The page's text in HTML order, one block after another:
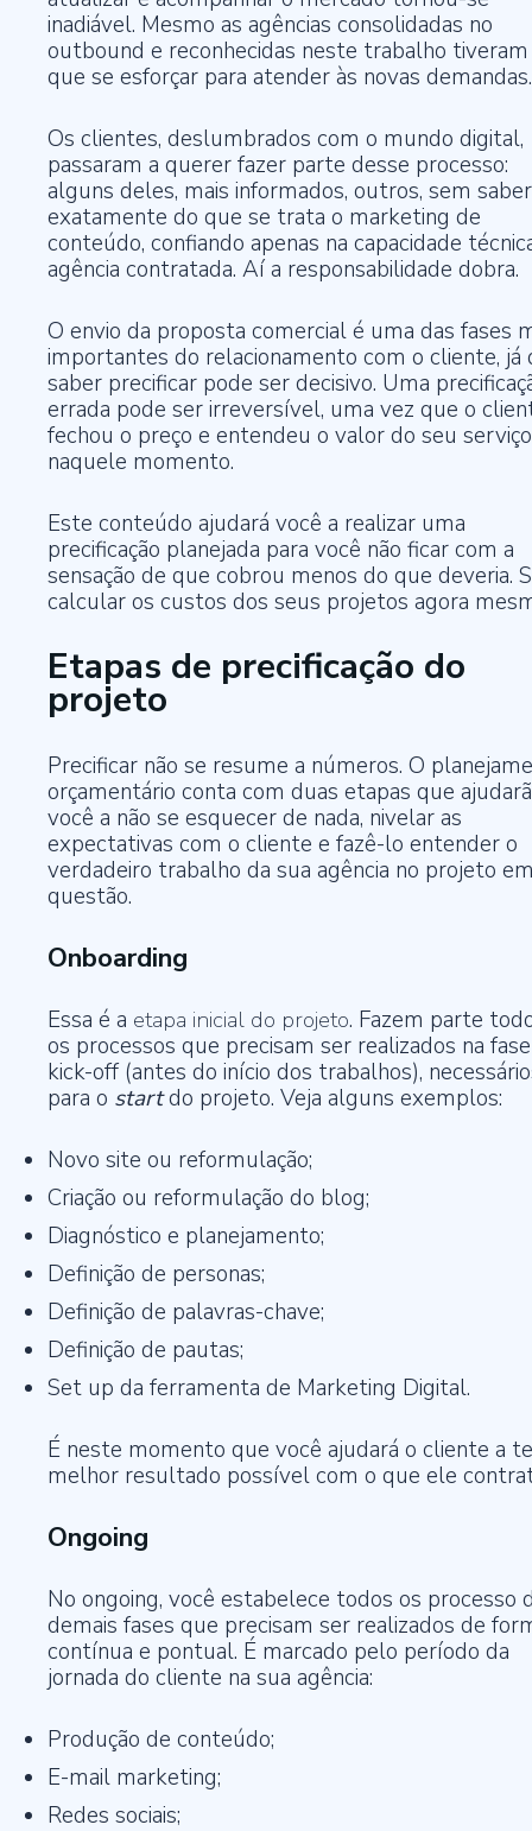
inadiável. Mesmo as agências consolidadas no
outbound e reconhecidas neste trabalho tiveram
que se esforçar para atender às novas demandas.
Os clientes, deslumbrados com o mundo digital,
passaram a querer fazer parte desse processo:
alguns deles, mais informados, outros, sem saber
exatamente do que se trata o marketing de
conteúdo, confiando apenas na capacidade
agência contratada. Aí a responsabilidade dobra.
O envio da proposta comercial é uma das fases
importantes do relacionamento com o cliente, já
saber precificar pode ser decisivo. Uma
errada pode ser irreversível, uma vez que o
fechou o preço e entendeu o valor do seu serviço
naquele momento.
Este conteúdo ajudará você a realizar uma
precificação planejada para você não ficar com a
sensação de que cobrou menos do que deveria.
calcular os custos dos seus projetos agora
Etapas de precificação do
projeto
Precificar não se resume a números. O
orçamentário conta com duas etapas que
você a não se esquecer de nada, nivelar as
expectativas com o cliente e fazê-lo entender o
verdadeiro trabalho da sua agência no projeto
questão.
Onboarding
Essa é a etapa inicial do projeto. Fazem parte
os processos que precisam ser realizados na
kick-off (antes do início dos trabalhos),
para o startdo projeto. Veja alguns exemplos:
Novo site ou reformulação;
Criação ou reformulação do blog;
Diagnóstico e planejamento;
Definição de personas;
Definição de palavras-chave;
Definição de pautas;
Set up da ferramenta de Marketing Digital.
É neste momento que você ajudará o cliente a
melhor resultado possível com o que ele
Ongoing
No ongoing, você estabelece todos os processo
demais fases que precisam ser realizados de
contínua e pontual. É marcado pelo período da
jornada do cliente na sua agência:
Produção de conteúdo;
E-mail marketing;
Redes sociais;